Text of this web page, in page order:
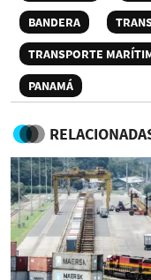
BANDERA
TRANSPORTE
PANAMÁ